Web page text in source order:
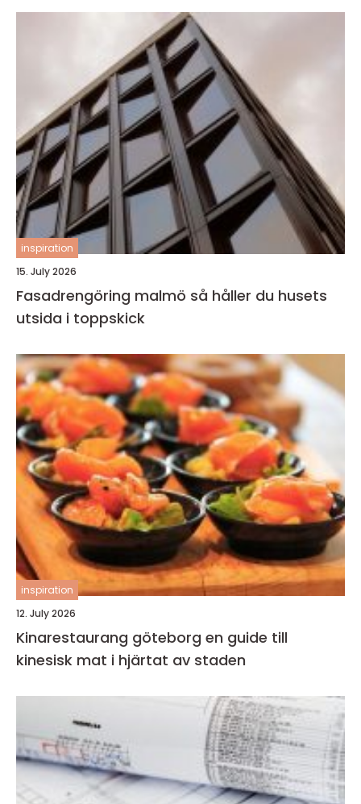
inspiration
15. July 2026
Fasadrengöring malmö så håller du husets
utsida i toppskick
inspiration
12. July 2026
Kinarestaurang göteborg en guide till
kinesisk mat i hjärtat av staden